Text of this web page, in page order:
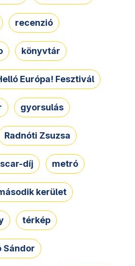
recenzió
könyvtár
Európa! Fesztivál
gyorsulás
Radnóti Zsuzsa
díj metró
kerület
térkép
Sándor